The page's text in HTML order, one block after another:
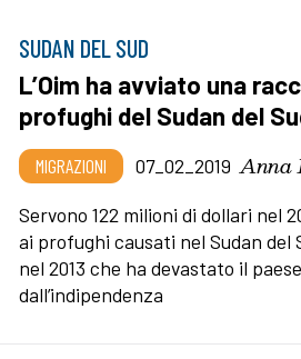
SUDAN DEL SUD
L’Oim ha avviato una
profughi del Sudan del
MIGRAZIONI 07_02_2019 Anna
Servono 122 milioni di dollari nel
ai profughi causati nel Sudan
nel 2013 che ha devastato il
dall’indipendenza